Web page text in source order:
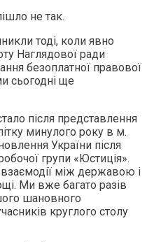
не так.
тоді, коли явно
Наглядової ради
безоплатної правової
сьогодні ще
після представлення
минулого року в м.
України після
групи «Юстиція».
між державою і
Ми вже багато разів
шановного
круглого столу